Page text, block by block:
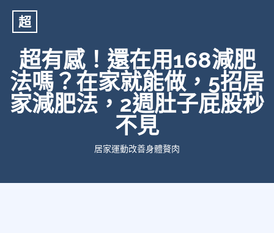
超
超有感！還在用168減肥
法嗎？在家就能做，5招居
家減肥法，2週肚子屁股秒
不見
居家運動改善身體贅肉